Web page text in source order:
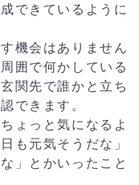
できているように
機会はありません
囲で何かしている
関先で誰かと立ち
できます。
ょっと気になるよ
も元気そうだな」
」とかいったこと